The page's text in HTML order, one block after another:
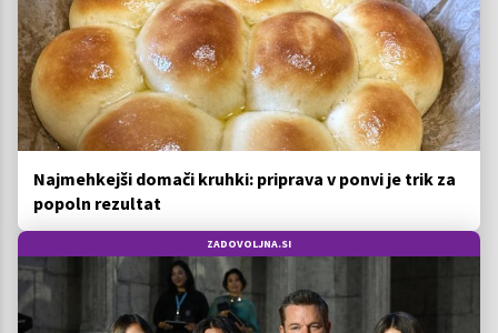
Najmehkejši domači kruhki: priprava v ponvi je trik za
popoln rezultat
ZADOVOLJNA.SI